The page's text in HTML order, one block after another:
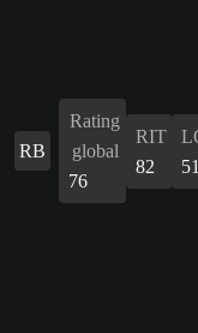
RB
Rating
global
76
RIT
82